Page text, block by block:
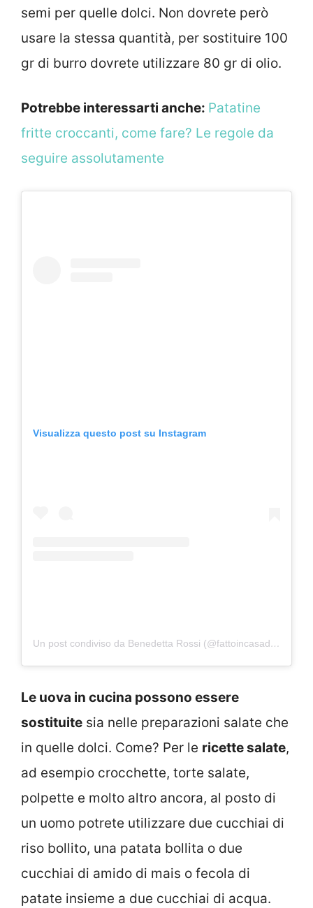
semi per quelle dolci. Non dovrete però
usare la stessa quantità, per sostituire 100
gr di burro dovrete utilizzare 80 gr di olio.
Potrebbe interessarti anche: Patatine
fritte croccanti, come fare? Le regole da
seguire assolutamente
Visualizza questo post su Instagram
Un post condiviso da Benedetta Rossi (@fattoincasadabenedetta)
Le uova in cucina possono essere
sostituite sia nelle preparazioni salate che
in quelle dolci. Come? Per le ricette salate,
ad esempio crocchette, torte salate,
polpette e molto altro ancora, al posto di
un uomo potrete utilizzare due cucchiai di
riso bollito, una patata bollita o due
cucchiai di amido di mais o fecola di
patate insieme a due cucchiai di acqua.